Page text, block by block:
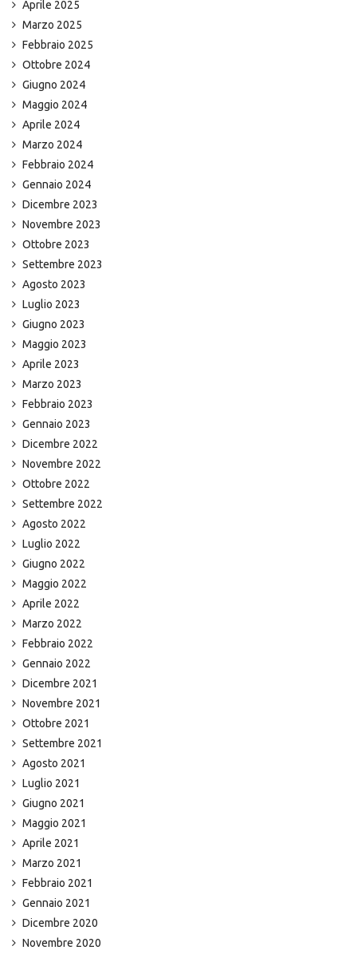
Aprile 2025
Marzo 2025
Febbraio 2025
Ottobre 2024
Giugno 2024
Maggio 2024
Aprile 2024
Marzo 2024
Febbraio 2024
Gennaio 2024
Dicembre 2023
Novembre 2023
Ottobre 2023
Settembre 2023
Agosto 2023
Luglio 2023
Giugno 2023
Maggio 2023
Aprile 2023
Marzo 2023
Febbraio 2023
Gennaio 2023
Dicembre 2022
Novembre 2022
Ottobre 2022
Settembre 2022
Agosto 2022
Luglio 2022
Giugno 2022
Maggio 2022
Aprile 2022
Marzo 2022
Febbraio 2022
Gennaio 2022
Dicembre 2021
Novembre 2021
Ottobre 2021
Settembre 2021
Agosto 2021
Luglio 2021
Giugno 2021
Maggio 2021
Aprile 2021
Marzo 2021
Febbraio 2021
Gennaio 2021
Dicembre 2020
Novembre 2020